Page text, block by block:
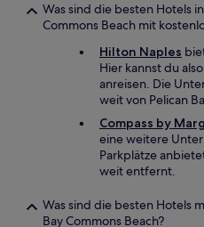
Was sind die besten Hotels
Commons Beach mit
Hilton Naples
Hier kannst du
anreisen. Die
weit von Pelican
Compass by
eine weitere
Parkplätze
weit entfernt.
Was sind die besten Hotels
Bay Commons Beach?